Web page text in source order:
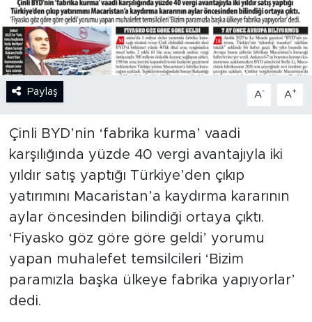
Paylaş A- A+
Çinli BYD’nin ‘fabrika kurma’ vaadi
karşılığında yüzde 40 vergi avantajıyla iki
yıldır satış yaptığı Türkiye’den çıkıp
yatırımını Macaristan’a kaydırma kararının
aylar öncesinden bilindiği ortaya çıktı.
‘Fiyasko göz göre göre geldi’ yorumu
yapan muhalefet temsilcileri ‘Bizim
paramızla başka ülkeye fabrika yapıyorlar’
dedi.
KULİS
YAZARLAR
DİNİ
EKONOMİ
KÜLTÜR SANAT
YAŞAM
TARİHTEN GÜNÜMÜZE